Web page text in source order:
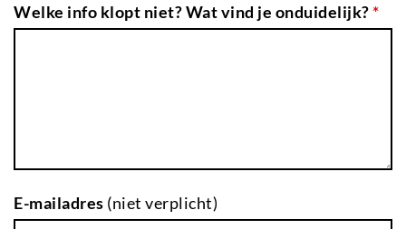
Welke info klopt niet? Wat vind je onduidelijk?*
E-mailadres (niet verplicht)